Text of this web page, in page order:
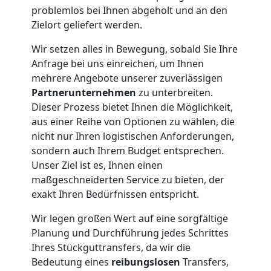
problemlos bei Ihnen abgeholt und an den
Zielort geliefert werden.
Wir setzen alles in Bewegung, sobald Sie Ihre
Anfrage bei uns einreichen, um Ihnen
mehrere Angebote unserer zuverlässigen
Partnerunternehmen zu unterbreiten.
Dieser Prozess bietet Ihnen die Möglichkeit,
aus einer Reihe von Optionen zu wählen, die
nicht nur Ihren logistischen Anforderungen,
sondern auch Ihrem Budget entsprechen.
Unser Ziel ist es, Ihnen einen
maßgeschneiderten Service zu bieten, der
exakt Ihren Bedürfnissen entspricht.
Wir legen großen Wert auf eine sorgfältige
Planung und Durchführung jedes Schrittes
Ihres Stückguttransfers, da wir die
Bedeutung eines reibungslosen Transfers,
Fernumzug
Wiener
Neustadt
Firmenumzug
Wiener
Neustadt
Büroumzug